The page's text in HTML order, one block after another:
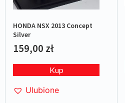
HONDA NSX 2013 Concept
Silver
159,00 zł
Kup
Ulubione